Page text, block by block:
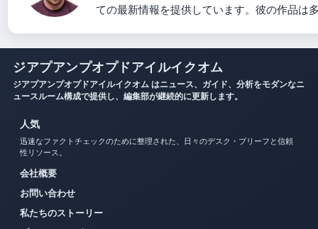
ての最新情報を提供しています。彼の作品は
ジアプアンプオプドアイルイクオム
ジアプアンプオプドアイルイクオム はニュース、ガイド、分析をモダンなニ
ュースルーム構成で提供し、編集部が継続的に更新します。
人気
迅速なファクトチェックのために整理された、日々のデスク・ブリーフと信頼
性リソース。
会社概要
お問い合わせ
私たちのストーリー